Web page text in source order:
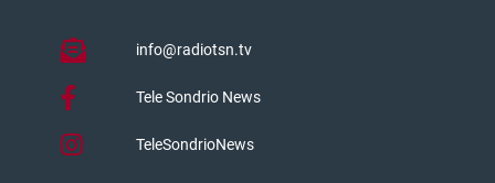
info@radiotsn.tv
Tele Sondrio News
TeleSondrioNews